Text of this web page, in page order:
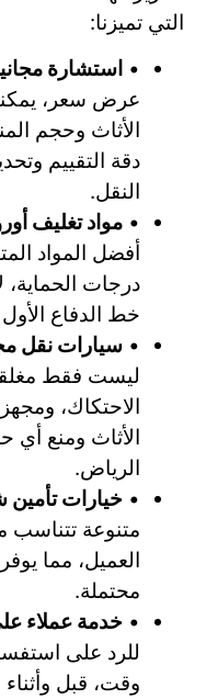
التي تميزنا:
• استشارة
عرض سعر،
الأثاث وحجم
دقة التقييم
النقل.
• مواد تغليف
أفضل المواد
درجات الحماية،
خط الدفاع
• سيارات نقل
ليست فقط
الاحتكاك،
الأثاث ومنع أي
الرياض.
• خيارات تأمين
متنوعة تتناسب
العميل، مما
محتملة.
• خدمة عملاء
للرد على
وقت، قبل